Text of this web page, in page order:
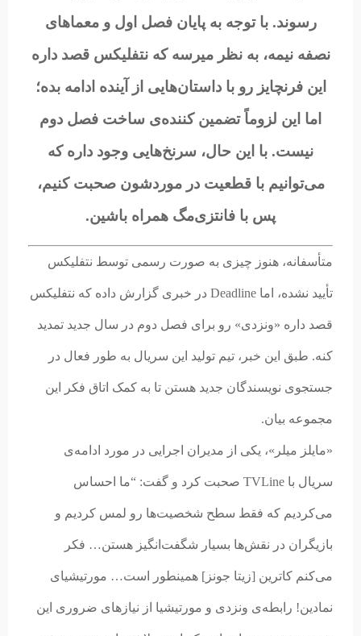
رسوند.با توجه به پایان فصل اول و معماهای
نصفه نیمه، به نظر میرسه که نتفلیکس قصد داره
این فرنچایز رو با داستان‌هایی از آینده ادامه بده؛
اما این لزوماً تضمین کننده‌ی ساخت فصل دوم
نیست. با این حال، سرنخ‌هایی وجود داره که
می‌توانیم با قطعیت در موردشون صحبت کنیم،
پس با فانتزی‌مگ همراه باشین.
متأسفانه، هنوز چیزی به صورت رسمی توسط نتفلیکس
تأیید نشده، اما Deadline در خبری گزارش داده که نتفلیکس
قصد داره «ونزدی» رو برای فصل دوم در سال جدید تمدید
کنه. طبق این خبر، تیم تولید این سریال به طور فعال در
جستجوی نویسندگان جدید هستن تا به کمک اتاق فکر این
مجموعه بیان.
«مایلز میلر»، یکی از مدیران اجرایی در مورد ادامه‌ی
سریال با TVLine صحبت کرد و گفت: “ما احساس
می‌کردیم که فقط سطح شخصیت‌ها رو لمس کردیم و
بازیگران در نقش‌ها بسیار شگفت‌انگیز هستن… فکر
می‌کنم کاترین [زیتا جونز] همینطور است… مورتیشیای
نمادین! رابطه‌ی ونزدی و مورتیشیا از نیازهای ضروری این